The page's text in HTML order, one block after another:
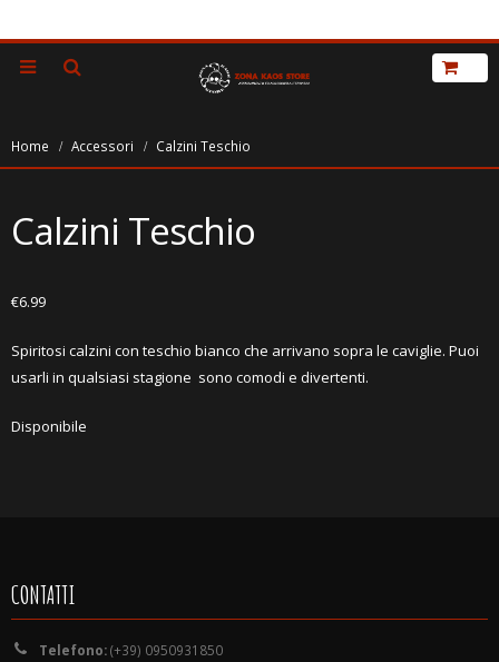
Home Accessori Calzini Teschio
Calzini Teschio
€6.99
Spiritosi calzini con teschio bianco che arrivano sopra le caviglie. Puoi
usarli in qualsiasi stagione sono comodi e divertenti.
Disponibile
CONTATTI
Telefono:(+39) 0950931850